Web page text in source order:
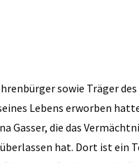
sowie Träger des
Lebens erworben
Gasser, die das
hat. Dort ist ein